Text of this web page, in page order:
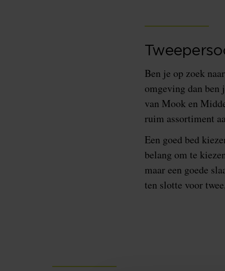
Ben je op zoek
omgeving dan ben
van Mook en
ruim assortiment
Een goed bed
belang om te
maar een goede
ten slotte voor